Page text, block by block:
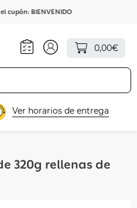
el cupón: BIENVENIDO
0,00€
Ver horarios de entrega
320g rellenas de